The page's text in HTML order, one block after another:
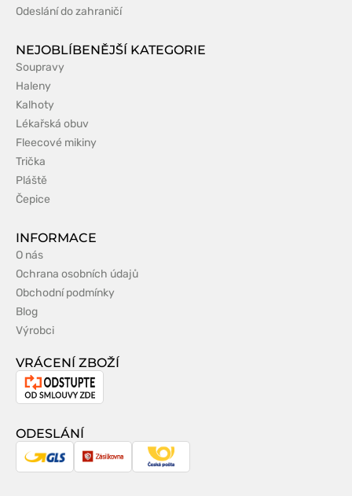
Odeslání do zahraničí
NEJOBLÍBENĚJŠÍ KATEGORIE
Soupravy
Haleny
Kalhoty
Lékařská obuv
Fleecové mikiny
Trička
Pláště
Čepice
INFORMACE
O nás
Ochrana osobních údajů
Obchodní podmínky
Blog
Výrobci
VRÁCENÍ ZBOŽÍ
Odstoupení
smlouvy
ODESLÁNÍ
GLS ZásilkovnaČeská